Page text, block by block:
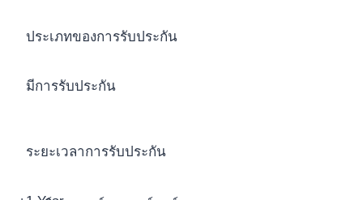
ประเภทของการรับประกัน
มีการรับประกัน
ระยะเวลาการรับประกัน